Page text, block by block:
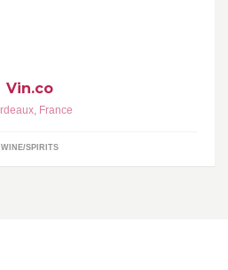
Vin.co
, France
WINE/SPIRITS